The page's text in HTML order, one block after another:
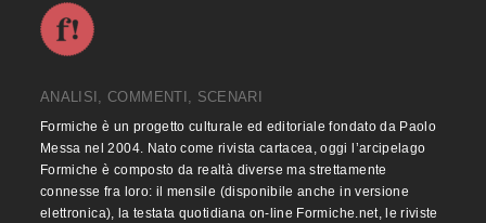
ANALISI, COMMENTI, SCENARI
Formiche è un progetto culturale ed editoriale fondato da Paolo
Messa nel 2004. Nato come rivista cartacea, oggi l’arcipelago
Formiche è composto da realtà diverse ma strettamente
connesse fra loro: il mensile (disponibile anche in versione
elettronica), la testata quotidiana on-line Formiche.net, le riviste